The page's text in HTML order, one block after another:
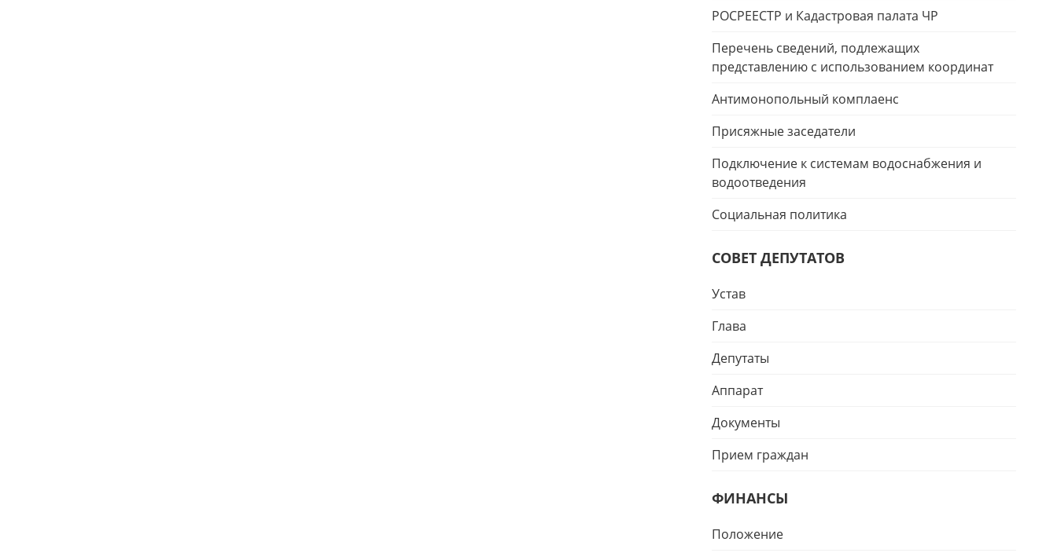
РОСРЕЕСТР и Кадастровая палата ЧР
Перечень сведений, подлежащих
представлению с использованием координат
Антимонопольный комплаенс
Присяжные заседатели
Подключение к системам водоснабжения и
водоотведения
Социальная политика
СОВЕТ ДЕПУТАТОВ
Устав
Глава
Депутаты
Аппарат
Документы
Прием граждан
ФИНАНСЫ
Положение